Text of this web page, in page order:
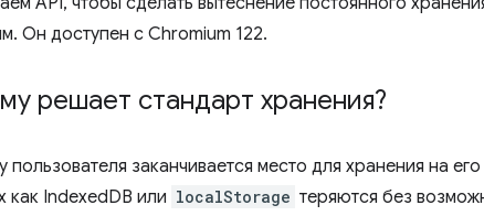
Он доступен с Chromium 122.
решает стандарт хранения?
пользователя заканчивается место для хранения на
как IndexedDB или localStorage теряются без